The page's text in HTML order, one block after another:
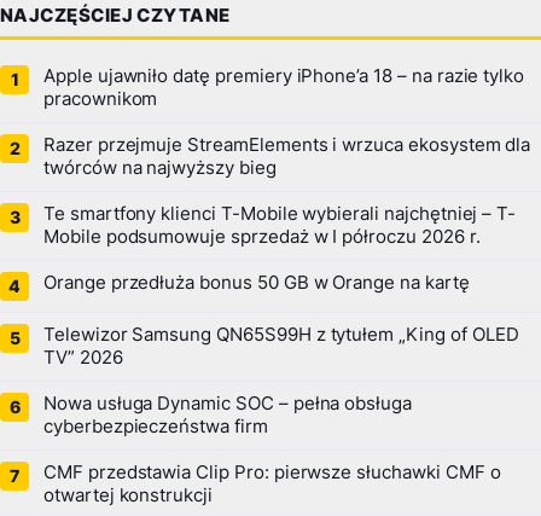
NAJCZĘŚCIEJ CZYTANE
Apple ujawniło datę premiery iPhone’a 18 – na razie tylko
pracownikom
Razer przejmuje StreamElements i wrzuca ekosystem dla
twórców na najwyższy bieg
Te smartfony klienci T-Mobile wybierali najchętniej – T-
Mobile podsumowuje sprzedaż w I półroczu 2026 r.
Orange przedłuża bonus 50 GB w Orange na kartę
Telewizor Samsung QN65S99H z tytułem „King of OLED
TV” 2026
Nowa usługa Dynamic SOC – pełna obsługa
cyberbezpieczeństwa firm
CMF przedstawia Clip Pro: pierwsze słuchawki CMF o
otwartej konstrukcji